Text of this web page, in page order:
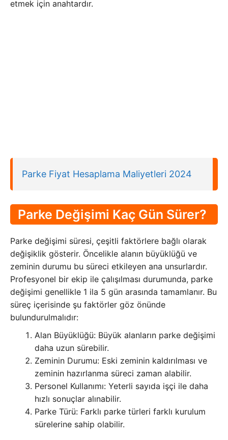
etmek için anahtardır.
Parke Fiyat Hesaplama Maliyetleri 2024
Parke Değişimi Kaç Gün Sürer?
Parke değişimi süresi, çeşitli faktörlere bağlı olarak
değişiklik gösterir. Öncelikle alanın büyüklüğü ve
zeminin durumu bu süreci etkileyen ana unsurlardır.
Profesyonel bir ekip ile çalışılması durumunda, parke
değişimi genellikle 1 ila 5 gün arasında tamamlanır. Bu
süreç içerisinde şu faktörler göz önünde
bulundurulmalıdır:
Alan Büyüklüğü: Büyük alanların parke değişimi
daha uzun sürebilir.
Zeminin Durumu: Eski zeminin kaldırılması ve
zeminin hazırlanma süreci zaman alabilir.
Personel Kullanımı: Yeterli sayıda işçi ile daha
hızlı sonuçlar alınabilir.
Parke Türü: Farklı parke türleri farklı kurulum
sürelerine sahip olabilir.